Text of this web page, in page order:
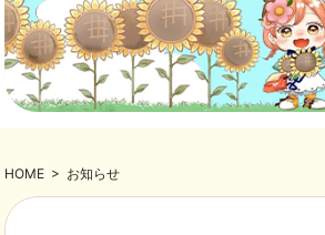
HOME > お知らせ